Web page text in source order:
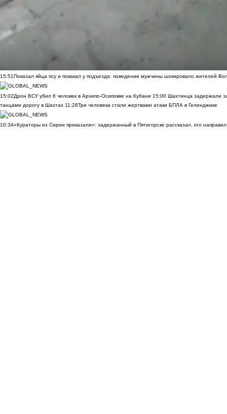
15:51Показал яйца псу и покакал у подъезда: поведение мужчины шокировало жителей
15:02Дрон ВСУ убил 6 человек в Архипо-Осиповке на Кубани 15:00 Шахтинца задержали
танцами дорогу в Шахтах 11:28Три человека стали жертвами атаки БПЛА в Геленджике
10:34«Кураторы из Сирии приказали»: задержанный в Пятигорске рассказал, кто направил